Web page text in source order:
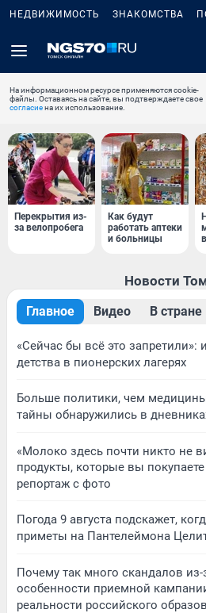
НЕДВИЖИМОСТЬ ЗНАКОМСТВА
На информационном ресурсе применяются cookie-
файлы. Оставаясь на сайте, вы подтверждаете свое
согласиена их использование.
Перекрытия из-
за велопробега
Как будут
работать аптеки
и больницы
Новости
Главное Видео В стране
«Сейчас бы всё это запретили»:
детства в пионерских лагерях
Больше политики, чем
тайны обнаружились в
«Молоко здесь почти никто не
продукты, которые вы
репортаж с фото
Погода 9 августа подскажет,
приметы на Пантелеймона
Почему так много скандалов
особенности приемной
реальности российского